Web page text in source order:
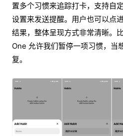
置多个习惯来追踪打卡，支持自
设置来发送提醒。用户也可以点
结果，整体呈现方式非常清晰。
One 允许我们暂停一项习惯，当
复。